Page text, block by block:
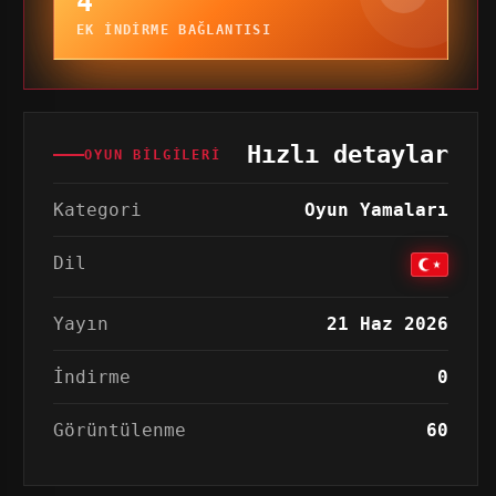
EK INDIRME BAĞLANTISI
OYUN BILGILERI Hızlı detaylar
Kategori Oyun Yamaları
Dil
Yayın 21 Haz 2026
İndirme 0
Görüntülenme 60